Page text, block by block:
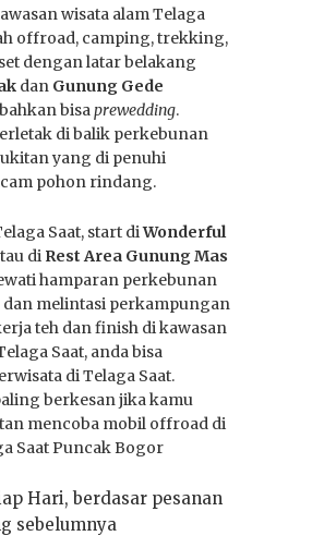
wisata alam Telaga
offroad, camping, trekking,
dengan latar belakang
dan Gunung Gede
bahkan bisaprewedding.
di balik perkebunan
yang di penuhi
pohon rindang.
Saat, start diWonderful
di Rest Area Gunung Mas
hamparan perkebunan
melintasi perkampungan
teh dan finish di kawasan
Saat, anda bisa
di Telaga Saat.
berkesan jika kamu
mencoba mobil offroad di
Saat Puncak Bogor
Hari, berdasar pesanan
sebelumnya